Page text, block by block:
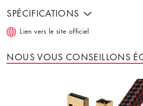
SPÉCIFICATIONS
Lien vers le site officiel
NOUS VOUS CONSEILLONS